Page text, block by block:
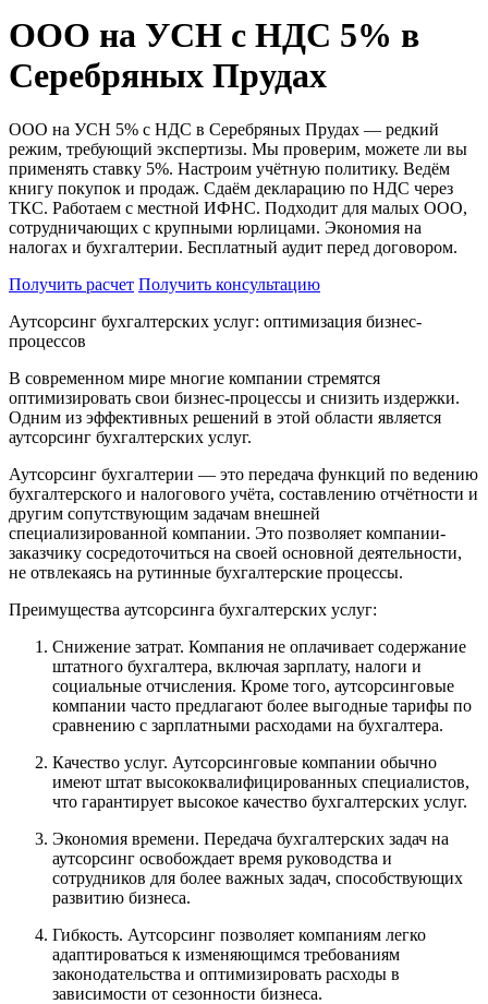
ООО на УСН с НДС 5% в
Серебряных Прудах
ООО на УСН 5% с НДС в Серебряных Прудах — редкий
режим, требующий экспертизы. Мы проверим, можете ли вы
применять ставку 5%. Настроим учётную политику. Ведём
книгу покупок и продаж. Сдаём декларацию по НДС через
ТКС. Работаем с местной ИФНС. Подходит для малых ООО,
сотрудничающих с крупными юрлицами. Экономия на
налогах и бухгалтерии. Бесплатный аудит перед договором.
Получить расчет Получить консультацию
Аутсорсинг бухгалтерских услуг: оптимизация бизнес-
процессов
В современном мире многие компании стремятся
оптимизировать свои бизнес-процессы и снизить издержки.
Одним из эффективных решений в этой области является
аутсорсинг бухгалтерских услуг.
Аутсорсинг бухгалтерии — это передача функций по ведению
бухгалтерского и налогового учёта, составлению отчётности и
другим сопутствующим задачам внешней
специализированной компании. Это позволяет компании-
заказчику сосредоточиться на своей основной деятельности,
не отвлекаясь на рутинные бухгалтерские процессы.
Преимущества аутсорсинга бухгалтерских услуг:
Снижение затрат. Компания не оплачивает содержание
штатного бухгалтера, включая зарплату, налоги и
социальные отчисления. Кроме того, аутсорсинговые
компании часто предлагают более выгодные тарифы по
сравнению с зарплатными расходами на бухгалтера.
Качество услуг. Аутсорсинговые компании обычно
имеют штат высококвалифицированных специалистов,
что гарантирует высокое качество бухгалтерских услуг.
Экономия времени. Передача бухгалтерских задач на
аутсорсинг освобождает время руководства и
сотрудников для более важных задач, способствующих
развитию бизнеса.
Гибкость. Аутсорсинг позволяет компаниям легко
адаптироваться к изменяющимся требованиям
законодательства и оптимизировать расходы в
зависимости от сезонности бизнеса.